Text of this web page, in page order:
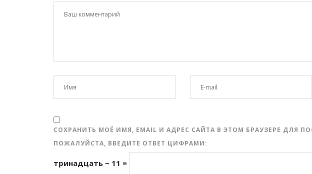
СОХРАНИТЬ МОЁ ИМЯ, EMAIL И АДРЕС САЙТА В ЭТОМ БРАУЗЕРЕ ДЛЯ
ПОЖАЛУЙСТА, ВВЕДИТЕ ОТВЕТ ЦИФРАМИ:
тринадцать − 11 =